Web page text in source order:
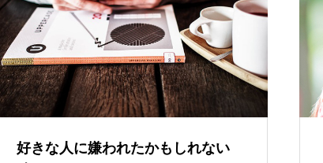
好きな人に嫌われたかもしれない